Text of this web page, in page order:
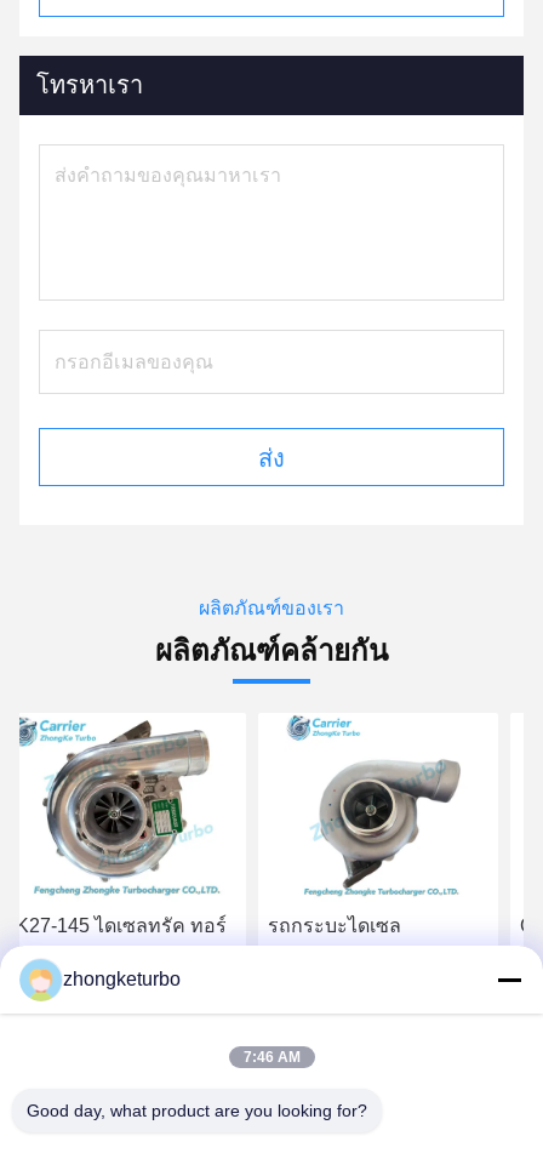
โทรหาเรา
ส่ง
ผลิตภัณฑ์ของเรา
ผลิตภัณฑ์คล้ายกัน
รถกระบะไดเซล
อุตสาหกรรม H2D Turbos
370871 465942-0012
656331 674021 674022
679024 สําหรับเครื่องยนต์
หา ราคา ที่ ดี ที่สุด
GTA4502V Detroit 60
0006 758160-6
23534774
หา ราคา ที่ ดี ที่สุด
zhongketurbo
7:46 AM
Good day, what product are you looking for?